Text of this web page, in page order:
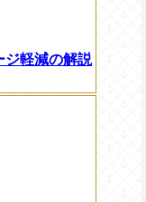
ジ軽減の解説